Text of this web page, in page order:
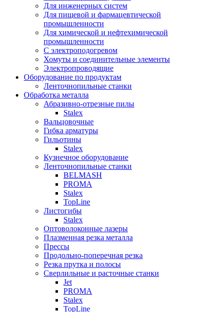
Для инженерных систем
Для пищевой и фармацевтической
промышленности
Для химической и нефтехимической
промышленности
С электроподогревом
Хомуты и соединительные элементы
Электропроводящие
Оборудование по продуктам
Ленточнопильные станки
Обработка металла
Абразивно-отрезные пилы
Stalex
Вальцовочные
Гибка арматуры
Гильотины
Stalex
Кузнечное оборудование
Ленточнопильные станки
BELMASH
PROMA
Stalex
TopLine
Листогибы
Stalex
Оптоволоконные лазеры
Плазменная резка металла
Прессы
Продольно-поперечная резка
Резка прутка и полосы
Сверлильные и расточные станки
Jet
PROMA
Stalex
TopLine